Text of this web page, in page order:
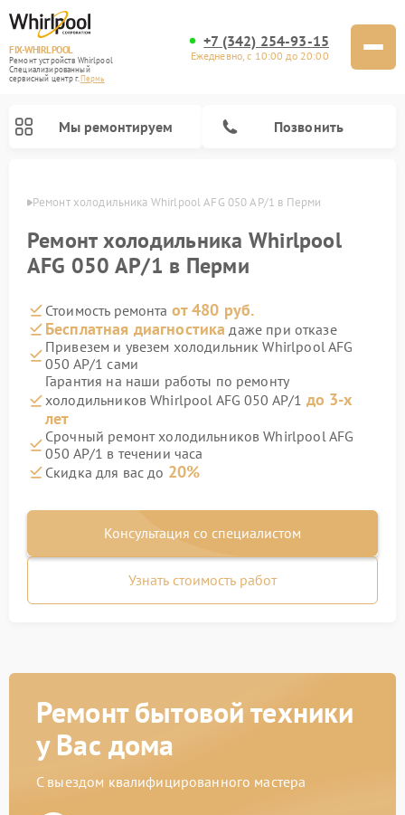
FIX-WHIRLPOOL
Ремонт устройств Whirlpool
Специализированный
cервисный центр г.Пермь
+7 (342) 254-93-15
Ежедневно, с 10:00 до 20:00
Мы ремонтируем Позвонить
Ремонт холодильника Whirlpool AFG 050 AP/1 в Перми
Ремонт холодильника Whirlpool
AFG 050 AP/1 в Перми
Стоимость ремонта от 480 руб.
Бесплатная диагностика даже при отказе
Привезем и увезем холодильник Whirlpool AFG
050 AP/1 сами
Гарантия на наши работы по ремонту
холодильников Whirlpool AFG 050 AP/1 до 3-х
лет
Срочный ремонт холодильников Whirlpool AFG
050 AP/1 в течении часа
Скидка для вас до 20%
Консультация со специалистом
Узнать стоимость работ
Ремонт бытовой техники
у Вас дома
С выездом квалифицированного мастера